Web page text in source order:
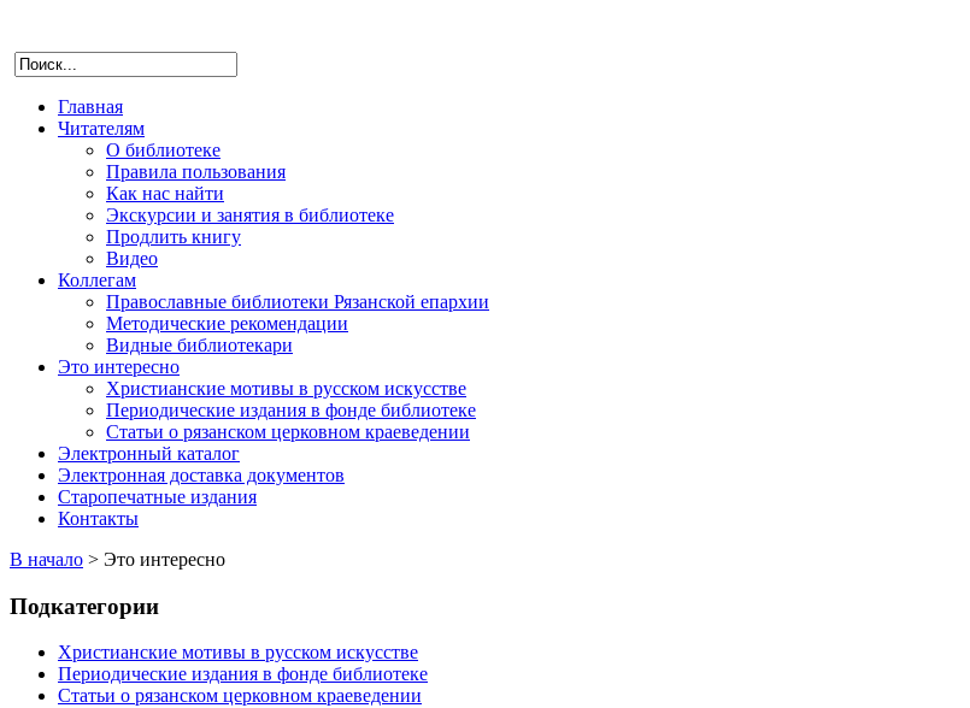
Главная
Читателям
О библиотеке
Правила пользования
Как нас найти
Экскурсии и занятия в библиотеке
Продлить книгу
Видео
Коллегам
Православные библиотеки Рязанской епархии
Методические рекомендации
Видные библиотекари
Это интересно
Христианские мотивы в русском искусстве
Периодические издания в фонде библиотеке
Статьи о рязанском церковном краеведении
Электронный каталог
Электронная доставка документов
Старопечатные издания
Контакты
В начало > Это интересно
Подкатегории
Христианские мотивы в русском искусстве
Периодические издания в фонде библиотеке
Статьи о рязанском церковном краеведении